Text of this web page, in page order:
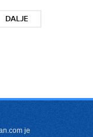
DALJE
je